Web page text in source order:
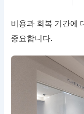
비용과 회복 기간에
중요합니다.